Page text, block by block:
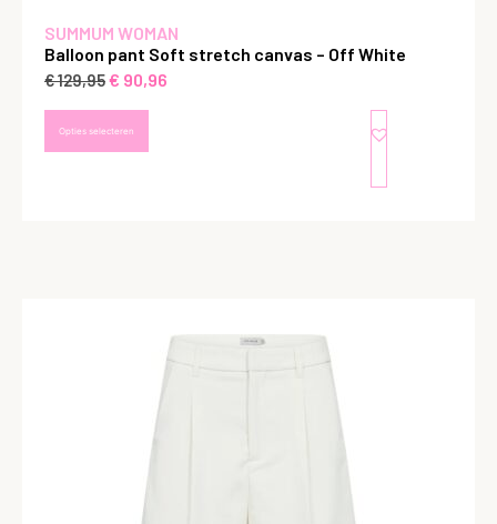
SUMMUM WOMAN
Balloon pant Soft stretch canvas – Off White
€129,95€ 90,96
Opties selecteren